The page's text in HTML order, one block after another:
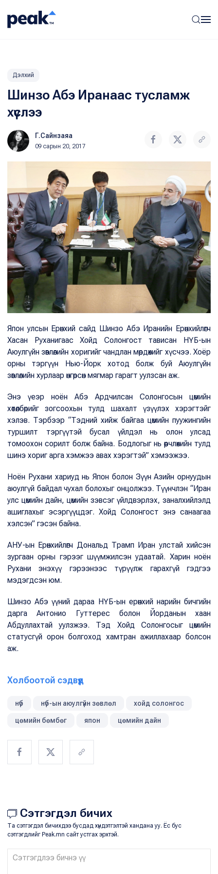
Дэлхий
Шинзо Абэ Иранаас тусламж
хүслээ
Г.Сайнзаяа
09 сарын 20, 2017
Япон улсын Ерөнхий сайд Шинзо Абэ Иранийн Ерөнхийлөгч
Хасан Руханигаас Хойд Солонгост тависан НҮБ-ын
Аюулгүйн зөвлөлийн хоригийг чандлан мөрдөхийг хүсчээ. Хоёр
орны тэргүүн Нью-Йорк хотод болж буй Аюулгүйн
зөвлөлийн хурлаар өнгөрсөн мягмар гарагт уулзсан аж.
Энэ үеэр ноён Абэ Ардчилсан Солонгосын цөмийн
хөтөлбөрийг зогсоохын тулд шахалт үзүүлэх хэрэгтэйг
хэлэв. Тэрбээр “Тэдний хийж байгаа цөмийн пуужингийн
туршилт тэргүүтэй бусал үйлдэл нь олон улсад
томоохон сорилт болж байна. Бодлогыг нь өөрчлөхийн тулд
шинэ хориг арга хэмжээ авах хэрэгтэй” хэмээжээ.
Ноён Рухани хариуд нь Япон болон Зүүн Азийн орнуудын
аюулгүй байдал чухал болохыг онцолжээ. Түүнчлэн “Иран
улс цөмийн дайн, цөмийн зэвсэг үйлдвэрлэх, заналхийлэлд
ашиглахыг эсэргүүцдэг. Хойд Солонгост энэ санаагаа
хэлсэн” гэсэн байна.
АНУ-ын Ерөнхийлөгч Дональд Трамп Иран улстай хийсэн
зургаан орны гэрээг шүүмжилсэн удаатай. Харин ноён
Рухани энэхүү гэрээнээс түрүүлж гарахгүй гэдгээ
мэдэгдсэн юм.
Шинзо Абэ үүний дараа НҮБ-ын ерөнхий нарийн бичгийн
дарга Антонио Гуттерес болон Йорданын хаан
Абдуллахтай уулзжээ. Тэд Хойд Солонгосыг цөмийн
статусгүй орон болгоход хамтран ажиллахаар болсон
аж.
Холбоотой сэдвүүд
нүб нүб-ын аюулгүйн зөвлөл хойд солонгос
цөмийн бөмбөг япон цөмийн дайн
Сэтгэгдэл бичих
Та сэтгэгдэл бичихдээ бусдад хүндэтгэлтэй хандана уу. Ёс бус
сэтгэгдлийг Peak.mn сайт устгах эрхтэй.